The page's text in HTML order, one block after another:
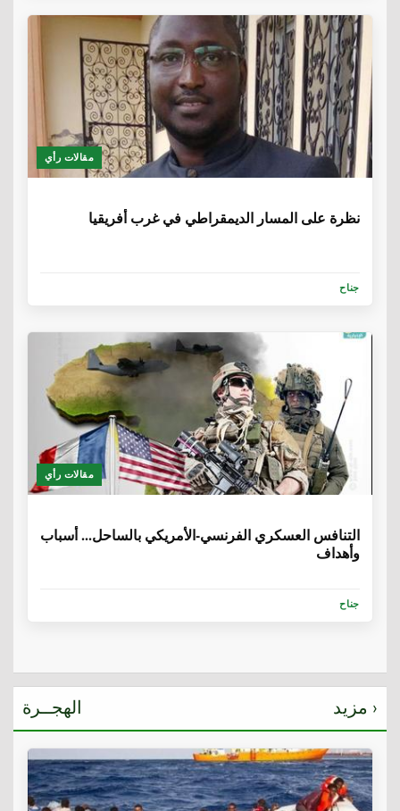
مقالات رأي
نظرة على المسار الديمقراطي في غرب أفريقيا
جناح
مقالات رأي
التنافس العسكري الفرنسي-الأمريكي بالساحل... أسباب
وأهداف
جناح
الهجــرة مزيد ›